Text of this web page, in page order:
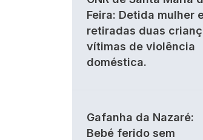
Feira: Detida mulher
retiradas duas
vítimas de violência
doméstica.
Gafanha da Nazaré:
Bebé ferido sem